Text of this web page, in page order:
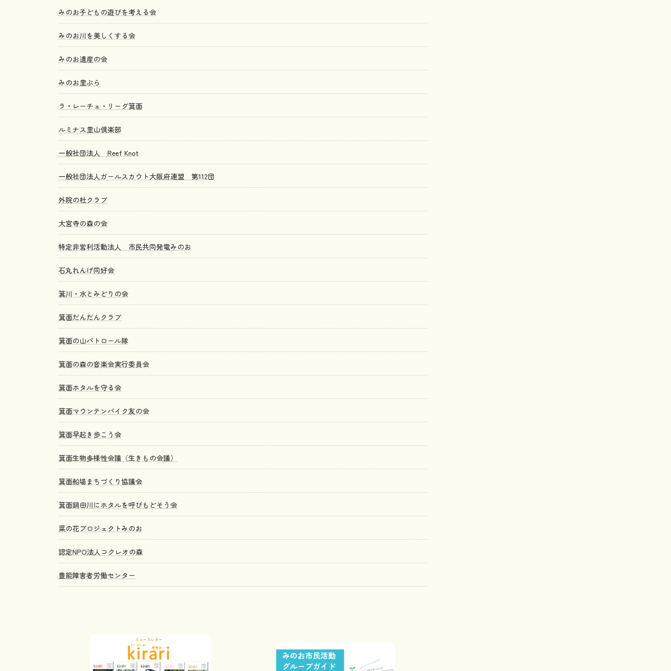
みのお子どもの遊びを考える会
みのお川を美しくする会
みのお遺産の会
みのお里ぷら
ラ・レーチェ・リーグ箕面
ルミナス里山倶楽部
一般社団法人 Reef Knot
一般社団法人ガールスカウト大阪府連盟 第112団
外院の杜クラブ
大宮寺の森の会
特定非営利活動法人 市民共同発電みのお
石丸れんげ同好会
箕川・水とみどりの会
箕面だんだんクラブ
箕面の山パトロール隊
箕面の森の音楽会実行委員会
箕面ホタルを守る会
箕面マウンテンバイク友の会
箕面早起き歩こう会
箕面生物多様性会議（生きもの会議）
箕面船場まちづくり協議会
箕面鍋田川にホタルを呼びもどそう会
菜の花プロジェクトみのお
認定NPO法人コクレオの森
豊能障害者労働センター